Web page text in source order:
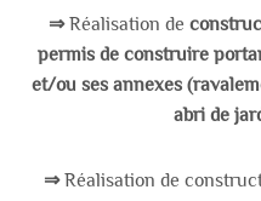
⇒Réalisation de
permis de construire
et/ou ses annexes
abri de
⇒Réalisation de